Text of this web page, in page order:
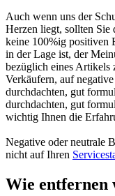
Auch wenn uns der
Herzen liegt, sollten Sie
keine 100%ig positiven
in der Lage ist, der
bezüglich eines Artikels
Verkäufern, auf
durchdachten, gut
durchdachten, gut
wichtig Ihnen die
Negative oder neutrale
nicht auf Ihren
Wie entfernen